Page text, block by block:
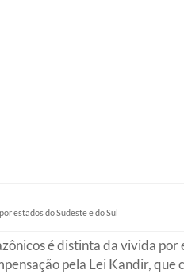
estados do Sudeste e do Sul
é distinta da vivida por
pela Lei Kandir, que